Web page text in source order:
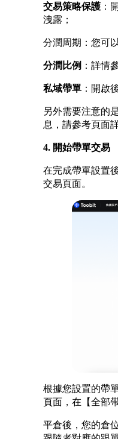
交易策略保護 ：
洩露；
分潤周期：您可
分潤比例 ：詳情
私域帶單 ：開啟
另外需要注意的
息，請參考頁面詳
4. 開始帶單交易
在完成帶單設置
交易頁面。
根據您設置的帶
頁面，在【全部
平倉後，您的倉